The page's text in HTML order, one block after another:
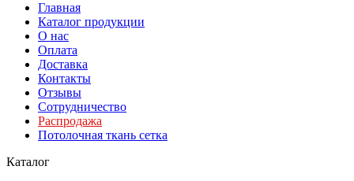
Главная
Каталог продукции
О нас
Оплата
Доставка
Контакты
Отзывы
Сотрудничество
Распродажа
Потолочная ткань сетка
Каталог